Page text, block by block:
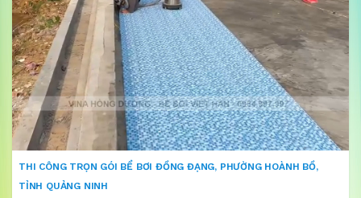
THI CÔNG TRỌN GÓI BỂ BƠI ĐỒNG ĐẠNG, PHƯỜNG HOÀNH BỒ,
TỈNH QUẢNG NINH